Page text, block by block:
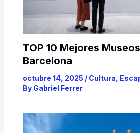
TOP 10 Mejores
Barcelona
octubre 14, 2025 / Cultura
By Gabriel Ferrer